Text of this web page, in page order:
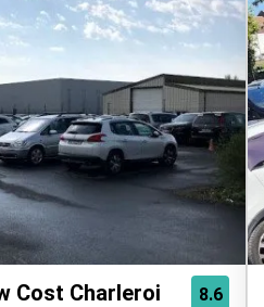
8.6
Cost Charleroi